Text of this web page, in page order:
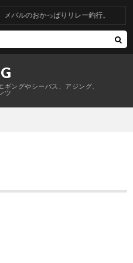
ングやシーバス、アジング、
ツ
のおかっぱりリレー釣行。